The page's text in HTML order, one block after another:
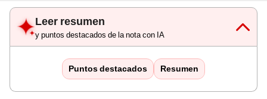
Leer resumen
y puntos destacados de la nota con IA
Puntos destacados Resumen